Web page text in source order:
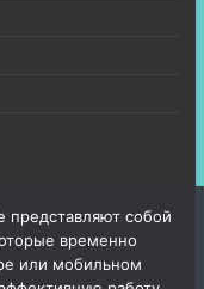
собой
временно
или мобильном